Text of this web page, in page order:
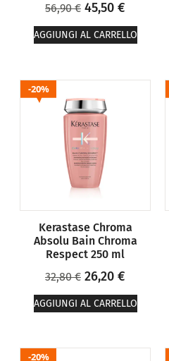
56,90€ 45,50 €
AGGIUNGI AL CARRELLO
20%
Kerastase Chroma
Absolu Bain Chroma
Respect 250 ml
32,80€ 26,20 €
AGGIUNGI AL CARRELLO
20%